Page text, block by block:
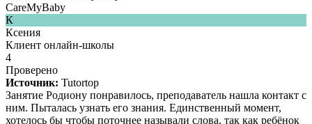
CareMyBaby
К
Ксения
Клиент онлайн-школы
4
Проверено
Источник: Tutortop
Занятие Родиону понравилось, преподаватель нашла контакт с
ним. Пыталась узнать его знания. Единственный момент,
хотелось бы чтобы поточнее называли слова, так как ребёнок